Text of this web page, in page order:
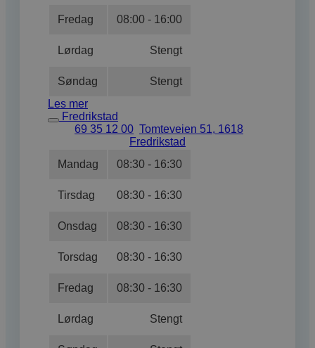
Fredag 08:00 - 16:00
Lørdag Stengt
Søndag
Stengt
Les mer
Fredrikstad
69 35 12 00 Tomteveien 51, 1618
Fredrikstad
Mandag
08:30 - 16:30
Tirsdag 08:30 - 16:30
Onsdag 08:30 - 16:30
Torsdag 08:30 - 16:30
Fredag 08:30 - 16:30
Lørdag Stengt